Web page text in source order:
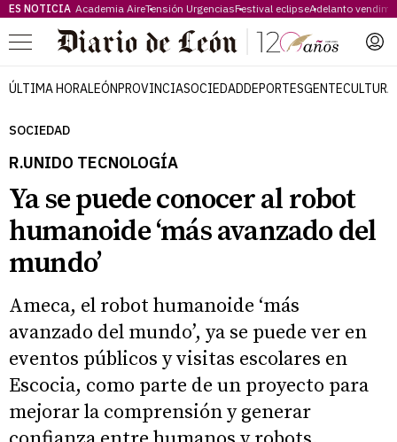
ES NOTICIA Academia AireTensión UrgenciasFestival eclipseAdelanto
Menú
ÚLTIMA HORALEÓNPROVINCIASOCIEDADDEPORTESGENTECULTURA
SOCIEDAD
R.UNIDO TECNOLOGÍA
Ya se puede conocer al robot
humanoide ‘más avanzado del
mundo’
Ameca, el robot humanoide ‘más
avanzado del mundo’, ya se puede ver en
eventos públicos y visitas escolares en
Escocia, como parte de un proyecto para
mejorar la comprensión y generar